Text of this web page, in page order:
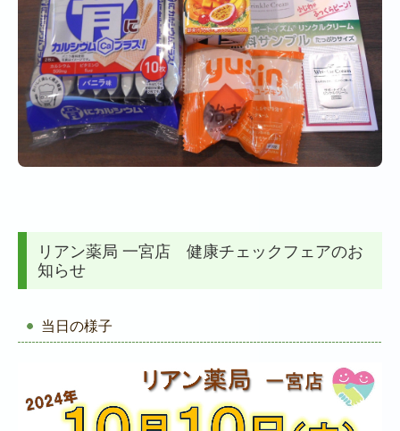
リアン薬局 一宮店 健康チェックフェアのお
知らせ
当日の様子